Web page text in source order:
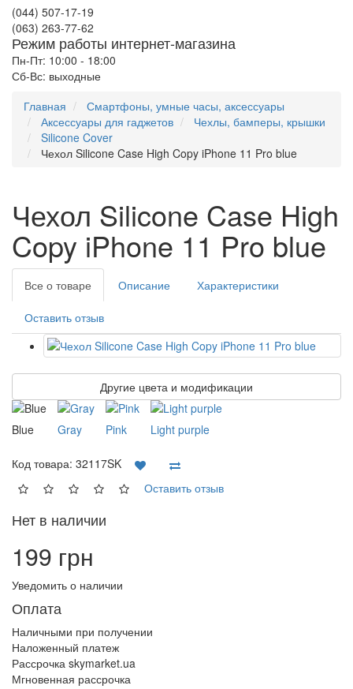
(044) 507-17-19
(063) 263-77-62
Режим работы интернет-магазина
Пн-Пт: 10:00 - 18:00
Сб-Вс: выходные
Главная
Смартфоны, умные часы, аксессуары
Аксессуары для гаджетов
Чехлы, бамперы, крышки
Silicone Cover
Чехол Silicone Case High Copy iPhone 11 Pro blue
Чехол Silicone Case High
Copy iPhone 11 Pro blue
Все о товаре Описание Характеристики
Оставить отзыв
Другие цвета и модификации
Blue Gray Pink Light purple
Код товара: 32117SK
Оставить отзыв
Нет в наличии
199 грн
Уведомить о наличии
Оплата
Наличными при получении
Наложенный платеж
Рассрочка skymarket.ua
Мгновенная рассрочка